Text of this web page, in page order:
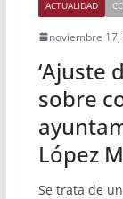
ACTUALIDAD
noviembre 17,
‘Ajuste
sobre
López
Se trata de